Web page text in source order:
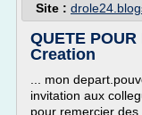
Site :
QUETE
Creation
... mon
invitation aux
pour remercier des